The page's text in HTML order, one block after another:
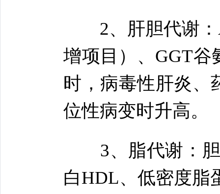
2、肝胆代谢：
增项目）、GGT
时，病毒性肝炎、
位性病变时升高。
3、脂代谢：胆
白HDL、低密度脂